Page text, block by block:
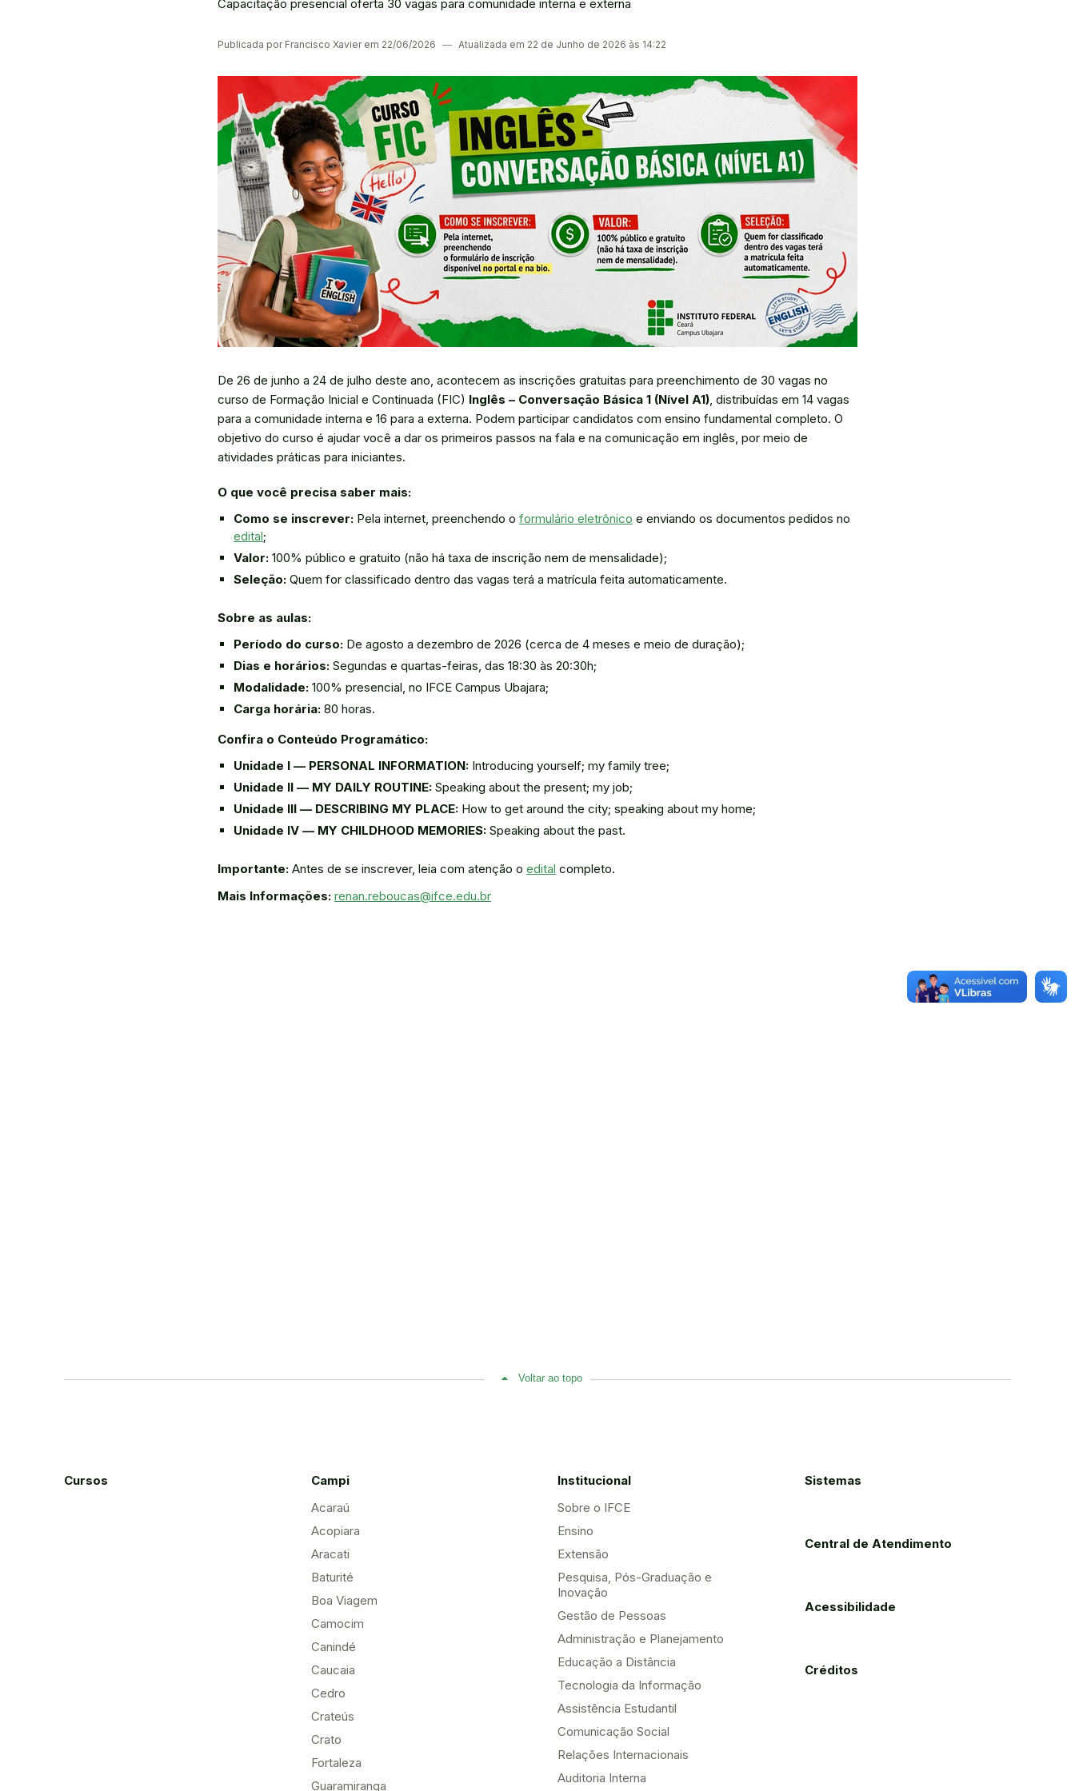
Capacitação presencial oferta 30 vagas para comunidade interna e externa
Publicada por Francisco Xavier em 22/06/2026 ― Atualizada em 22 de Junho de 2026 às 14:22
De 26 de junho a 24 de julho deste ano, acontecem as inscrições gratuitas para preenchimento de 30 vagas no
curso de Formação Inicial e Continuada (FIC) Inglês – Conversação Básica 1 (Nível A1), distribuídas em 14 vagas
para a comunidade interna e 16 para a externa. Podem participar candidatos com ensino fundamental completo. O
objetivo do curso é ajudar você a dar os primeiros passos na fala e na comunicação em inglês, por meio de
atividades práticas para iniciantes.
O que você precisa saber mais:
Como se inscrever: Pela internet, preenchendo o formulário eletrônico e enviando os documentos pedidos no
edital;
Valor: 100% público e gratuito (não há taxa de inscrição nem de mensalidade);
Seleção: Quem for classificado dentro das vagas terá a matrícula feita automaticamente.
Sobre as aulas:
Período do curso: De agosto a dezembro de 2026 (cerca de 4 meses e meio de duração);
Dias e horários: Segundas e quartas-feiras, das 18:30 às 20:30h;
Modalidade: 100% presencial, no IFCE Campus Ubajara;
Carga horária: 80 horas.
Confira o Conteúdo Programático:
Unidade I — PERSONAL INFORMATION: Introducing yourself; my family tree;
Unidade II — MY DAILY ROUTINE: Speaking about the present; my job;
Unidade III — DESCRIBING MY PLACE: How to get around the city; speaking about my home;
Unidade IV — MY CHILDHOOD MEMORIES: Speaking about the past.
Importante: Antes de se inscrever, leia com atenção o edital completo.
Mais Informações: renan.reboucas@ifce.edu.br
Voltar ao topo
Cursos
Campi
Acaraú
Acopiara
Aracati
Baturité
Boa Viagem
Camocim
Canindé
Caucaia
Cedro
Crateús
Crato
Fortaleza
Guaramiranga
Institucional
Sobre o IFCE
Ensino
Extensão
Pesquisa, Pós-Graduação e
Inovação
Gestão de Pessoas
Administração e Planejamento
Educação a Distância
Tecnologia da Informação
Assistência Estudantil
Comunicação Social
Relações Internacionais
Auditoria Interna
Sistemas
Central de Atendimento
Acessibilidade
Créditos